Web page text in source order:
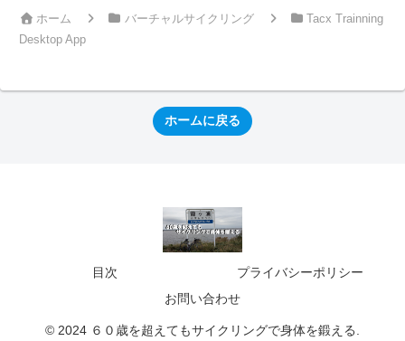
ホーム バーチャルサイクリング
Tacx Trainning
Desktop App
ホームに戻る
目次
プライバシーポリシー
お問い合わせ
© 2024 ６０歳を超えてもサイクリングで身体を鍛える.